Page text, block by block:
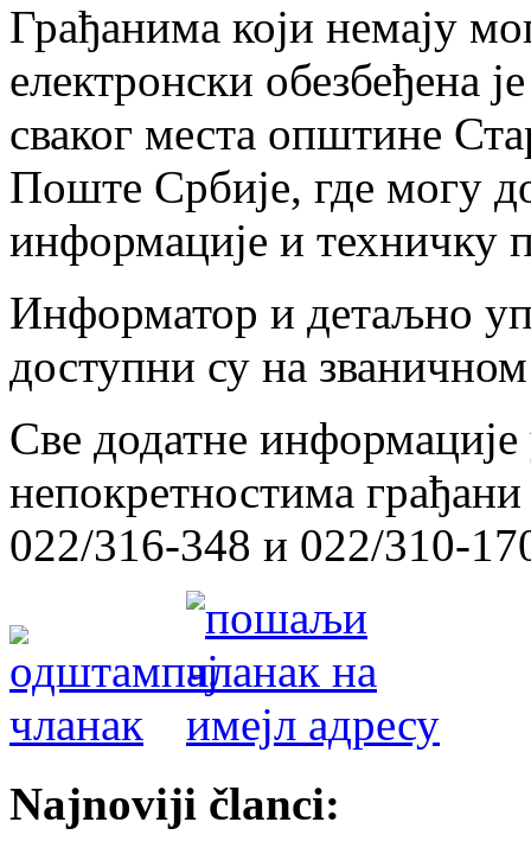
Грађанима који немају
електронски обезбеђена
сваког места општине
Поште Србије, где могу
информације и техничку
Информатор и детаљно
доступни су на
Све додатне информације
непокретностима
022/316-348 и 022/310-
Najnoviji članci: